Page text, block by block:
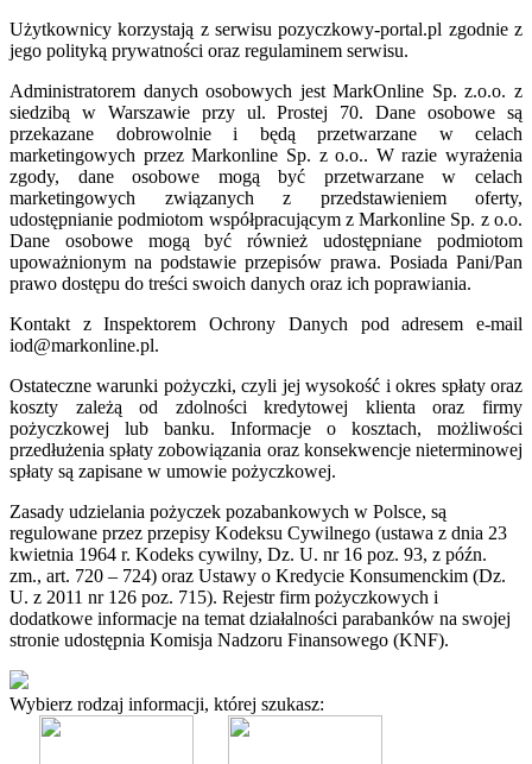
Użytkownicy korzystają z serwisu pozyczkowy-portal.pl zgodnie z
jego polityką prywatności oraz regulaminem serwisu.
Administratorem danych osobowych jest MarkOnline Sp. z.o.o. z
siedzibą w Warszawie przy ul. Prostej 70. Dane osobowe są
przekazane dobrowolnie i będą przetwarzane w celach
marketingowych przez Markonline Sp. z o.o.. W razie wyrażenia
zgody, dane osobowe mogą być przetwarzane w celach
marketingowych związanych z przedstawieniem oferty,
udostępnianie podmiotom współpracującym z Markonline Sp. z o.o.
Dane osobowe mogą być również udostępniane podmiotom
upoważnionym na podstawie przepisów prawa. Posiada Pani/Pan
prawo dostępu do treści swoich danych oraz ich poprawiania.
Kontakt z Inspektorem Ochrony Danych pod adresem e-mail
iod@markonline.pl.
Ostateczne warunki pożyczki, czyli jej wysokość i okres spłaty oraz
koszty zależą od zdolności kredytowej klienta oraz firmy
pożyczkowej lub banku. Informacje o kosztach, możliwości
przedłużenia spłaty zobowiązania oraz konsekwencje nieterminowej
spłaty są zapisane w umowie pożyczkowej.
Zasady udzielania pożyczek pozabankowych w Polsce, są
regulowane przez przepisy Kodeksu Cywilnego (ustawa z dnia 23
kwietnia 1964 r. Kodeks cywilny, Dz. U. nr 16 poz. 93, z późn.
zm., art. 720 – 724) oraz Ustawy o Kredycie Konsumenckim (Dz.
U. z 2011 nr 126 poz. 715). Rejestr firm pożyczkowych i
dodatkowe informacje na temat działalności parabanków na swojej
stronie udostępnia Komisja Nadzoru Finansowego (KNF).
Wybierz rodzaj informacji, której szukasz: